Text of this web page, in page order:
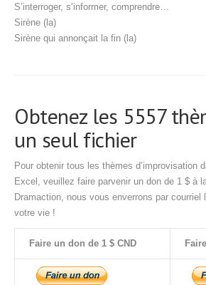
S’interroger, s’informer, comprendre…
Sirène (la)
Sirène qui annonçait la fin (la)
Obtenez les 5557
un seul fichier
Pour obtenir tous les thèmes d’improvisation
Excel, veuillez faire parvenir un don de 1 $ à
Dramaction, nous vous enverrons par
votre vie !
Faire un don de 1 $ CND